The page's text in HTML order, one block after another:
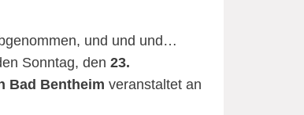
und und und…
Sonntag, den 23.
Bad Bentheim veranstaltet an